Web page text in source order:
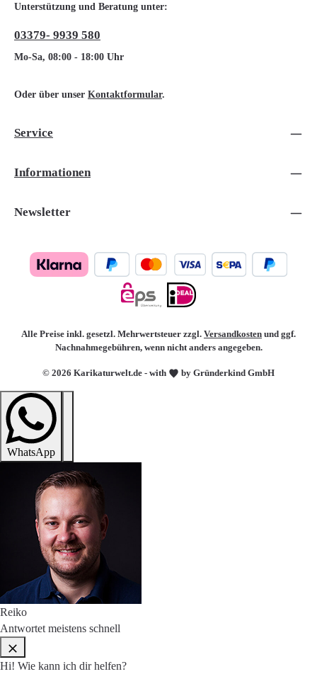
Unterstützung und Beratung unter:
03379- 9939 580
Mo-Sa, 08:00 - 18:00 Uhr
Oder über unser Kontaktformular.
Service
Informationen
Newsletter
© 2026 Karikaturwelt.de - with by Gründerkind GmbH
Alle Preise inkl. gesetzl. Mehrwertsteuer zzgl. Versandkosten und ggf.
Nachnahmegebühren, wenn nicht anders angegeben.
WhatsApp
Reiko
Antwortet meistens schnell
Hi! Wie kann ich dir helfen?